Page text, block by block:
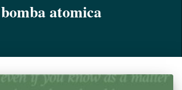
bomba atomica